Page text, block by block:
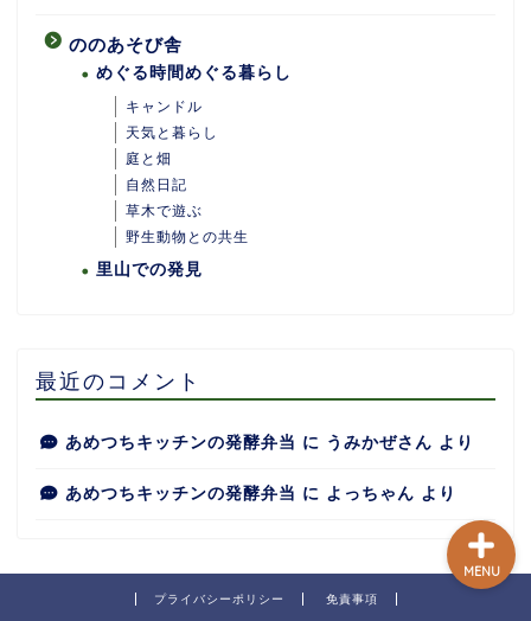
ののあそび舎
めぐる時間めぐる暮らし
キャンドル
天気と暮らし
庭と畑
自然日記
草木で遊ぶ
野生動物との共生
里山での発見
最近のコメント
あめつちキッチンの発酵弁当 に うみかぜさん より
あめつちキッチンの発酵弁当 に よっちゃん より
プライバシーポリシー 免責事項
MENU